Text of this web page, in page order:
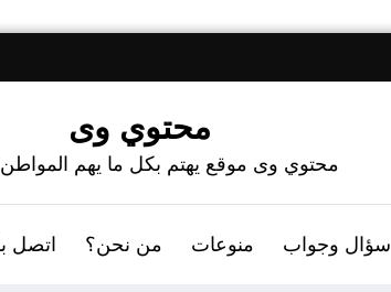
محتوي وى
محتوي وى موقع يهتم بكل ما يهم
سؤال وجواب منوعات من نحن؟ اتصل